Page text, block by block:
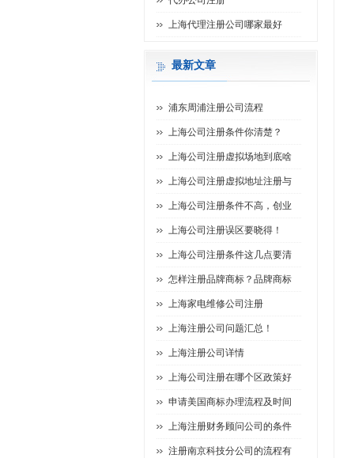
上海代理注册公司哪家最好
最新文章
浦东周浦注册公司流程
上海公司注册条件你清楚？
上海公司注册虚拟场地到底啥
上海公司注册虚拟地址注册与
上海公司注册条件不高，创业
上海公司注册误区要晓得！
上海公司注册条件这几点要清
怎样注册品牌商标？品牌商标
上海家电维修公司注册
上海注册公司问题汇总！
上海注册公司详情
上海公司注册在哪个区政策好
申请美国商标办理流程及时间
上海注册财务顾问公司的条件
注册南京科技分公司的流程有